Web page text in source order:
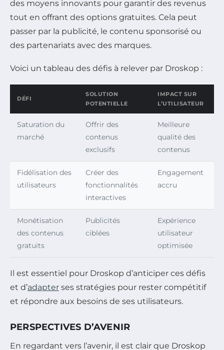
des moyens innovants pour garantir des revenus
tout en offrant des options gratuites. Cela peut
passer par la publicité, le contenu sponsorisé ou
des partenariats avec des marques.
Voici un tableau des défis à relever par Droskop :
DÉFI
SOLUTION
POTENTIELLE
IMPACT SUR
L’UTILISATEUR
Saturation du
marché
Offrir des
contenus
exclusifs
Meilleure
qualité des
contenus
Fidélisation des
utilisateurs
Créer des
fonctionnalités
interactives
Engagement
accru
Monétisation
des contenus
gratuits
Publicités
ciblées
Expérience
utilisateur
optimisée
Il est essentiel pour Droskop d’anticiper ces défis
et d’adapter ses stratégies pour rester compétitif
et répondre aux besoins de ses utilisateurs.
PERSPECTIVES D’AVENIR
En regardant vers l’avenir, il est clair que Droskop